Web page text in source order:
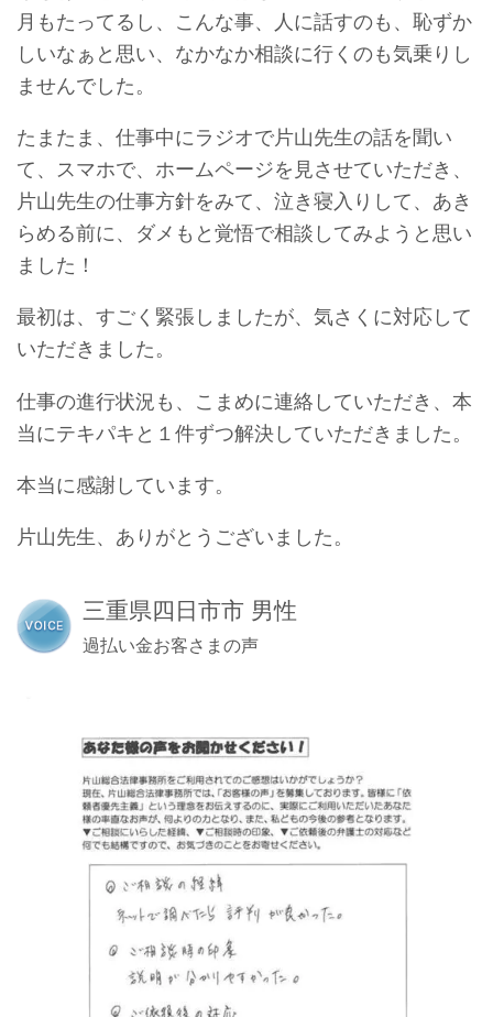
月もたってるし、こんな事、人に話すのも、恥ずか
しいなぁと思い、なかなか相談に行くのも気乗りし
ませんでした。
たまたま、仕事中にラジオで片山先生の話を聞い
て、スマホで、ホームページを見させていただき、
片山先生の仕事方針をみて、泣き寝入りして、あき
らめる前に、ダメもと覚悟で相談してみようと思い
ました！
最初は、すごく緊張しましたが、気さくに対応して
いただきました。
仕事の進行状況も、こまめに連絡していただき、本
当にテキパキと１件ずつ解決していただきました。
本当に感謝しています。
片山先生、ありがとうございました。
三重県四日市市 男性
過払い金お客さまの声